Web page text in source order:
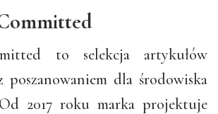
to selekcja artykułów
poszanowaniem dla środowiska
2017 roku marka projektuje